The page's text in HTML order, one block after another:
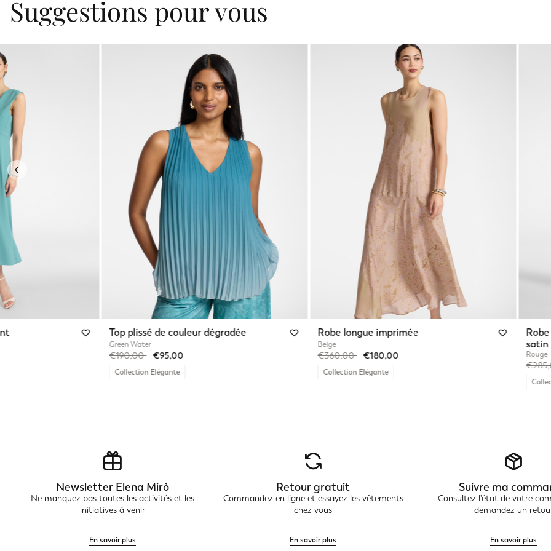
Suggestions pour vous
Top plissé de couleur dégradée
Green Water
Price reduced from
€190,00to€95,00
Collection Elégante
Robe longue imprimée
Beige
Price reduced from
€360,00to€180,00
Collection Elégante
satin
Rouge
Price
Previous
Newsletter Elena Mirò
Ne manquez pas toutes les activités et les
initiatives à venir
En savoir plus
Retour gratuit
Commandez en ligne et essayez les vêtements
chez vous
En savoir plus
Suivre ma
Consultez l'état de votre
demandez un
En savoir plus